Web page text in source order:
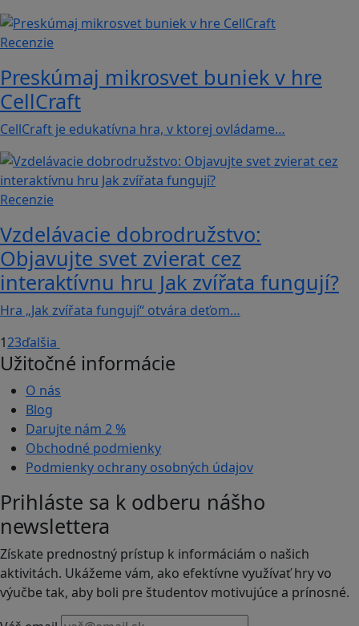
Recenzie
Preskúmaj mikrosvet buniek v hre
CellCraft
CellCraft je edukatívna hra, v ktorej ovládame…
Recenzie
Vzdelávacie dobrodružstvo:
Objavujte svet zvierat cez
interaktívnu hru Jak zvířata fungují?
Hra „Jak zvířata fungují“ otvára deťom…
123ďalšia
Užitočné informácie
O nás
Blog
Darujte nám 2 %
Obchodné podmienky
Podmienky ochrany osobných údajov
Prihláste sa k odberu nášho
newslettera
Získate prednostný prístup k informáciám o našich
aktivitách. Ukážeme vám, ako efektívne využívať hry vo
výučbe tak, aby boli pre študentov motivujúce a prínosné.